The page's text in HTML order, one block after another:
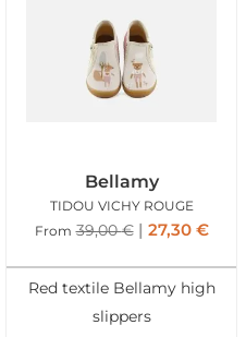
Bellamy
TIDOU VICHY ROUGE
From 39,00€ 27,30 €
Red textile Bellamy high
slippers